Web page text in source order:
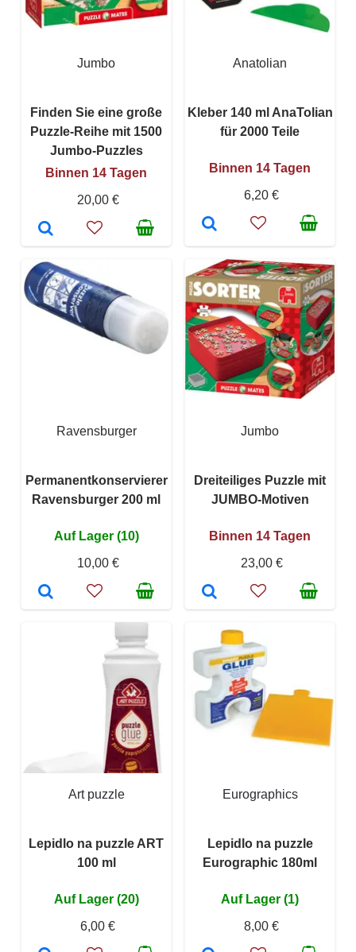
Jumbo
Finden Sie eine große
Puzzle-Reihe mit 1500
Jumbo-Puzzles
Binnen 14 Tagen
20,00 €
Anatolian
Kleber 140 ml AnaTolian
für 2000 Teile
Binnen 14 Tagen
6,20 €
Ravensburger
Permanentkonservierer
Ravensburger 200 ml
Auf Lager (10)
10,00 €
Jumbo
Dreiteiliges Puzzle mit
JUMBO-Motiven
Binnen 14 Tagen
23,00 €
Art puzzle
Lepidlo na puzzle ART
100 ml
Auf Lager (20)
6,00 €
Eurographics
Lepidlo na puzzle
Eurographic 180ml
Auf Lager (1)
8,00 €